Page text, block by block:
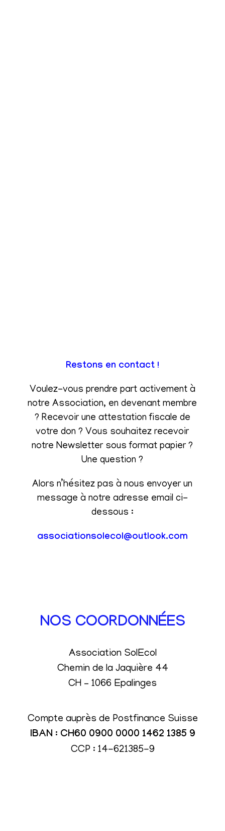
Restons en contact !
Voulez-vous prendre part activement à
notre Association, en devenant membre
? Recevoir une attestation fiscale de
votre don ? Vous souhaitez recevoir
notre Newsletter sous format papier ?
Une question ?
Alors n’hésitez pas à nous envoyer un
message à notre adresse email ci-
dessous :
associationsolecol@outlook.com
NOS COORDONNÉES
Association SolEcol
Chemin de la Jaquière 44
CH – 1066 Epalinges
Compte auprès de Postfinance Suisse
IBAN : CH60 0900 0000 1462 1385 9
CCP : 14-621385-9